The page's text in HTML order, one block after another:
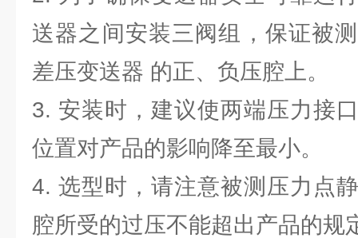
送器之间安装三阀组，保证被
差压变送器 的正、负压腔上。
3. 安装时，建议使两端压力接
位置对产品的影响降至最小。
4. 选型时，请注意被测压力点
腔所受的过压不能超出产品的规